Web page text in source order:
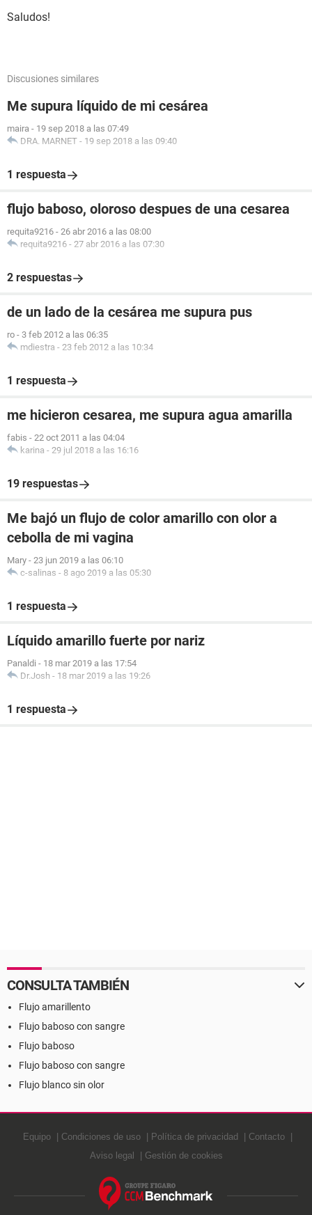
Saludos!
Discusiones similares
Me supura líquido de mi cesárea
maira - 19 sep 2018 a las 07:49
DRA. MARNET - 19 sep 2018 a las 09:40
1 respuesta
flujo baboso, oloroso despues de una cesarea
requita9216 - 26 abr 2016 a las 08:00
requita9216 - 27 abr 2016 a las 07:30
2 respuestas
de un lado de la cesárea me supura pus
ro - 3 feb 2012 a las 06:35
mdiestra - 23 feb 2012 a las 10:34
1 respuesta
me hicieron cesarea, me supura agua amarilla
fabis - 22 oct 2011 a las 04:04
karina - 29 jul 2018 a las 16:16
19 respuestas
Me bajó un flujo de color amarillo con olor a
cebolla de mi vagina
Mary - 23 jun 2019 a las 06:10
c-salinas - 8 ago 2019 a las 05:30
1 respuesta
Líquido amarillo fuerte por nariz
Panaldi - 18 mar 2019 a las 17:54
Dr.Josh - 18 mar 2019 a las 19:26
1 respuesta
CONSULTA TAMBIÉN
Flujo amarillento
Flujo baboso con sangre
Flujo baboso
Flujo baboso con sangre
Flujo blanco sin olor
Equipo Condiciones de uso Política de privacidad
Contacto
Aviso legal
Gestión de cookies